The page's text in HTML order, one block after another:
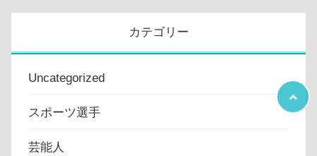
カテゴリー
Uncategorized
スポーツ選手
芸能人